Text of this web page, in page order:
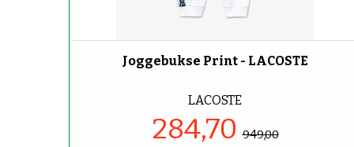
Joggebukse Print - LACOSTE
LACOSTE
284,70949,00